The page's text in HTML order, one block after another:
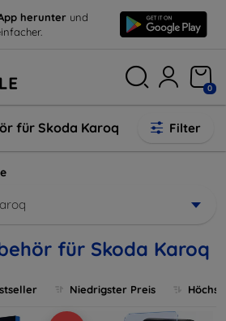
herunter und
0
für Skoda Karoq Filter
für Skoda Karoq
Niedrigster Preis